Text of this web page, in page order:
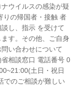
ウイルスの感染が疑
りの帰国者・接触 者
し、指示 を受けて
す。その他、ご自身
い合わせについて
相談窓口 電話番号 0
土日・祝日
でのご相談が難しい